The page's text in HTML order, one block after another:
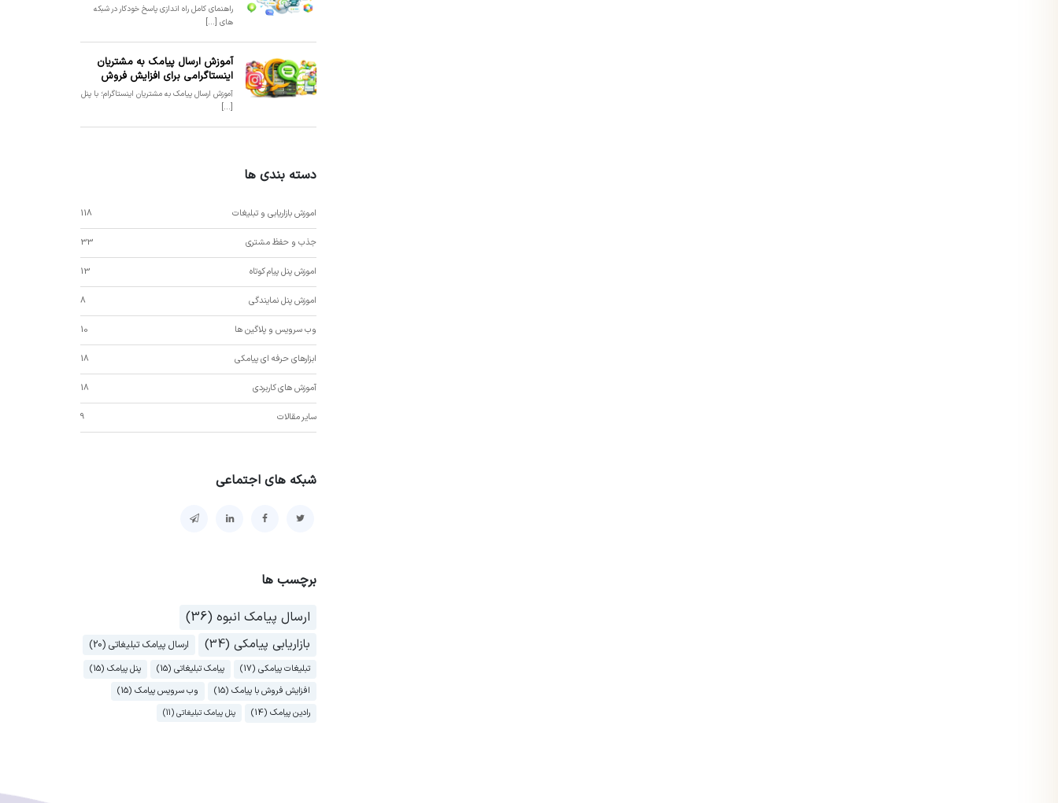
راهنمای کامل راه اندازی پاسخ خودکار در شبکه
های [...]
آموزش ارسال پیامک به مشتریان
اینستاگرامی برای افزایش فروش
آموزش ارسال پیامک به مشتریان اینستاگرام؛ با پنل
[...]
دسته بندی ها
اموزش بازاریابی و تبلیغات 118
جذب و حفظ مشتری 33
اموزش پنل پیام کوتاه 13
اموزش پنل نمایندگی 8
وب سرویس و پلاگین ها 10
ابزارهای حرفه ای پیامکی 18
آموزش های کاربردی 18
سایر مقالات 9
شبکه های اجتماعی
برچسب ها
ارسال پیامک انبوه (36)
بازاریابی پیامکی (34) ارسال پیامک تبلیغاتی (20)
تبلیغات پیامکی (17) پیامک تبلیغاتی (15)
پنل پیامک (15)
افزایش فروش با پیامک (15)
وب سرویس پیامک (15)
رادین پیامک (14)
پنل پیامک تبلیغاتی (11)